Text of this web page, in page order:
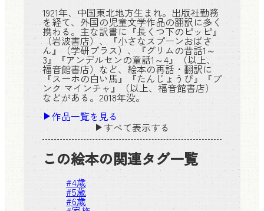
1921年、中国東北地方生まれ。出版社勤務
を経て、外国の児童文学作品の翻訳に多く
携わる。主な訳書に『長くつ下のピッピ』
（岩波書店）、『小さなスプーンおばさ
ん』（学研プラス）、『グリムの昔話1～
3』『アンデルセンの童話1～4』（以上、
福音館書店）など、絵本の再話・翻訳に
『スーホの白い馬』『たんじょうび』『プ
ンク マインチャ』（以上、福音館書店）
などがある。2018年没。
作品一覧を見る
すべて表示する
この絵本の関連タグ一覧
#4歳
#5歳
#6歳